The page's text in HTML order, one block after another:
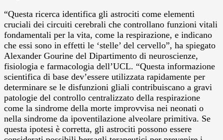
“Questa ricerca identifica gli astrociti come elementi
cruciali dei circuiti cerebrali che controllano funzioni vitali
fondamentali per la vita, come la respirazione, e indicano
che essi sono in effetti le ‘stelle’ del cervello”, ha spiegato
Alexander Gourine del Dipartimento di neuroscienze,
fisiologia e farmacologia dell’UCL. “Questa informazione
scientifica di base dev’essere utilizzata rapidamente per
determinare se le disfunzioni gliali contribuiscano a gravi
patologie del controllo centralizzato della respirazione
come la sindrome della morte improvvisa nei neonati o
nella sindrome da ipoventilazione alveolare primitiva. Se
questa ipotesi è corretta, gli astrociti possono essere